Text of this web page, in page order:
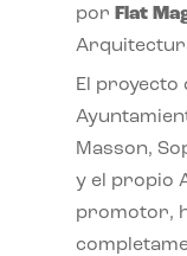
por Flat
El proyecto
Masson,
y el propio
promotor,